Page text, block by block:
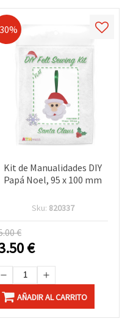
Kit de Manualidades DIY
Papá Noel, 95 x 100 mm
Sku: 820337
€
€
AÑADIR AL CARRITO